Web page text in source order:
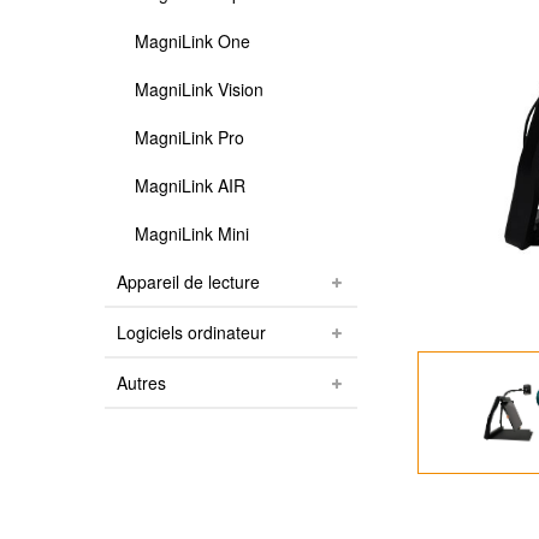
MagniLink One
MagniLink Vision
MagniLink Pro
MagniLink AIR
MagniLink Mini
Appareil de lecture
Logiciels ordinateur
Autres